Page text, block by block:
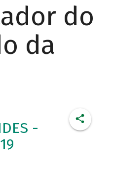
do
da
-